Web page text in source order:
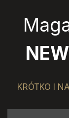
KRÓTKO I